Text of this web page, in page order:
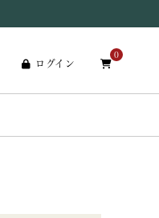
ログイン
0